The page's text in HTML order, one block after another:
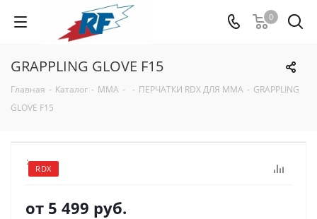
0
GRAPPLING GLOVE F15
Главная - Каталог - ММА - - ПЕРЧАТКИ RDX ДЛЯ MMA - GRAPPLING
GLOVE F15
RDX
:
от 5 499 руб.